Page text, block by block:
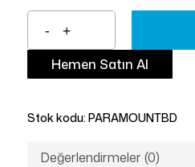
Hemen Satın Al
Stok kodu: PARAMOUNTBD
Değerlendirmeler (0)